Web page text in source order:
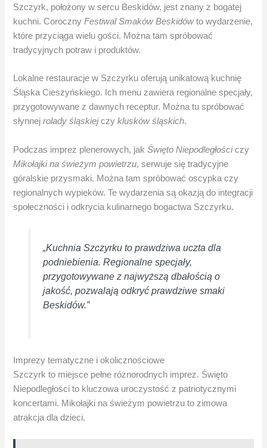
Szczyrk, położony w sercu Beskidów, jest znany z bogatej
kuchni. CorocznyFestiwal Smaków Beskidówto wydarzenie,
które przyciąga wielu gości. Można tam spróbować
tradycyjnych potraw i produktów.
Lokalne restauracje w Szczyrku oferują unikatową kuchnię
Śląska Cieszyńskiego. Ich menu zawiera regionalne specjały,
przygotowywane z dawnych receptur. Można tu spróbować
słynnejrolady śląskiejczyklusków śląskich.
Podczas imprez plenerowych, jakŚwięto Niepodległościczy
Mikołajki na świeżym powietrzu, serwuje się tradycyjne
góralskie przysmaki. Można tam spróbować oscypka czy
regionalnych wypieków. Te wydarzenia są okazją do integracji
społeczności i odkrycia kulinarnego bogactwa Szczyrku.
„Kuchnia Szczyrku to prawdziwa uczta dla
podniebienia. Regionalne specjały,
przygotowywane z najwyższą dbałością o
jakość, pozwalają odkryć prawdziwe smaki
Beskidów.”
Imprezy tematyczne i okolicznościowe
Szczyrk to miejsce pełne różnorodnych imprez. Święto
Niepodległości to kluczowa uroczystość z patriotycznymi
koncertami. Mikołajki na świeżym powietrzu to zimowa
atrakcja dla dzieci.